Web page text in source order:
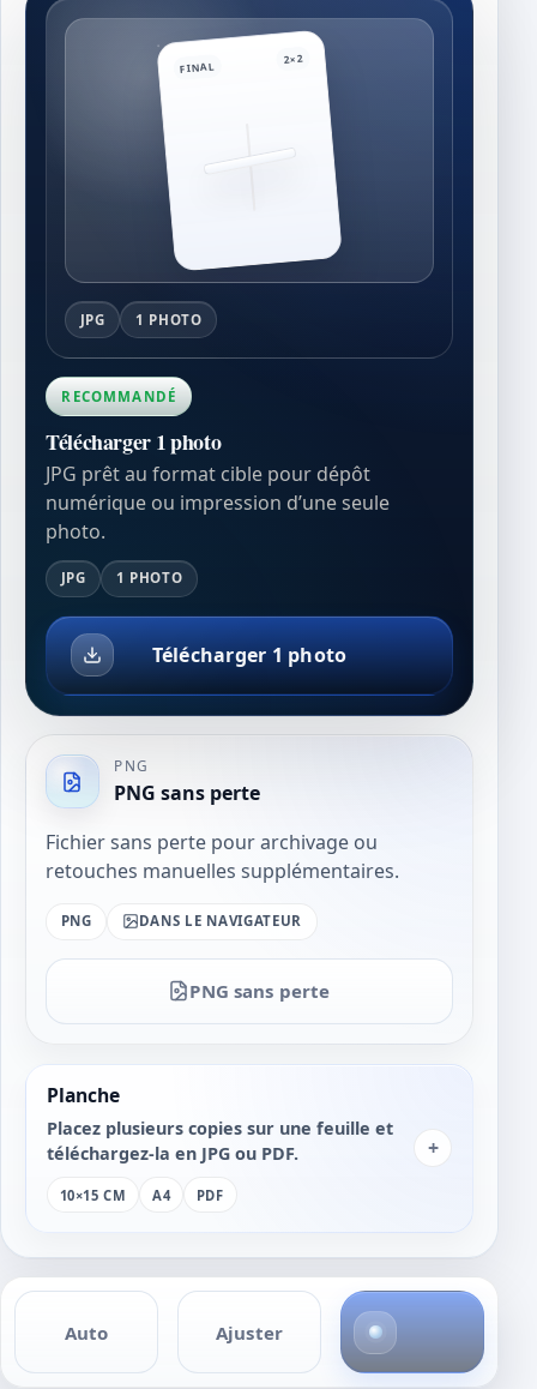
FINAL
2×2
JPG 1 PHOTO
RECOMMANDÉ
Télécharger 1 photo
JPG prêt au format cible pour dépôt
numérique ou impression d’une seule
photo.
JPG 1 PHOTO
Télécharger 1 photo
PNG
PNG sans perte
Fichier sans perte pour archivage ou
retouches manuelles supplémentaires.
PNG DANS LE NAVIGATEUR
PNG sans perte
Planche
Placez plusieurs copies sur une feuille et
téléchargez-la en JPG ou PDF.
10×15 CM A4 PDF
+
Auto Ajuster
h